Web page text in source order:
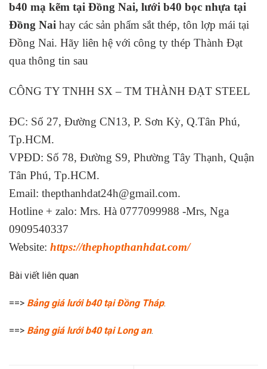
b40 mạ kẽm tại Đồng Nai, lưới b40 bọc nhựa tại
Đồng Nai hay các sản phẩm sắt thép, tôn lợp mái tại
Đồng Nai. Hãy liên hệ với công ty thép Thành Đạt
qua thông tin sau
CÔNG TY TNHH SX – TM THÀNH ĐẠT STEEL
ĐC: Số 27, Đường CN13, P. Sơn Kỳ, Q.Tân Phú,
Tp.HCM.
VPĐD: Số 78, Đường S9, Phường Tây Thạnh, Quận
Tân Phú, Tp.HCM.
Email: thepthanhdat24h@gmail.com.
Hotline + zalo: Mrs. Hà 0777099988 -Mrs, Nga
0909540337
Website: https://thephopthanhdat.com/
Bài viết liên quan
==> Bảng giá lưới b40 tại Đồng Tháp.
==> Bảng giá lưới b40 tại Long an.